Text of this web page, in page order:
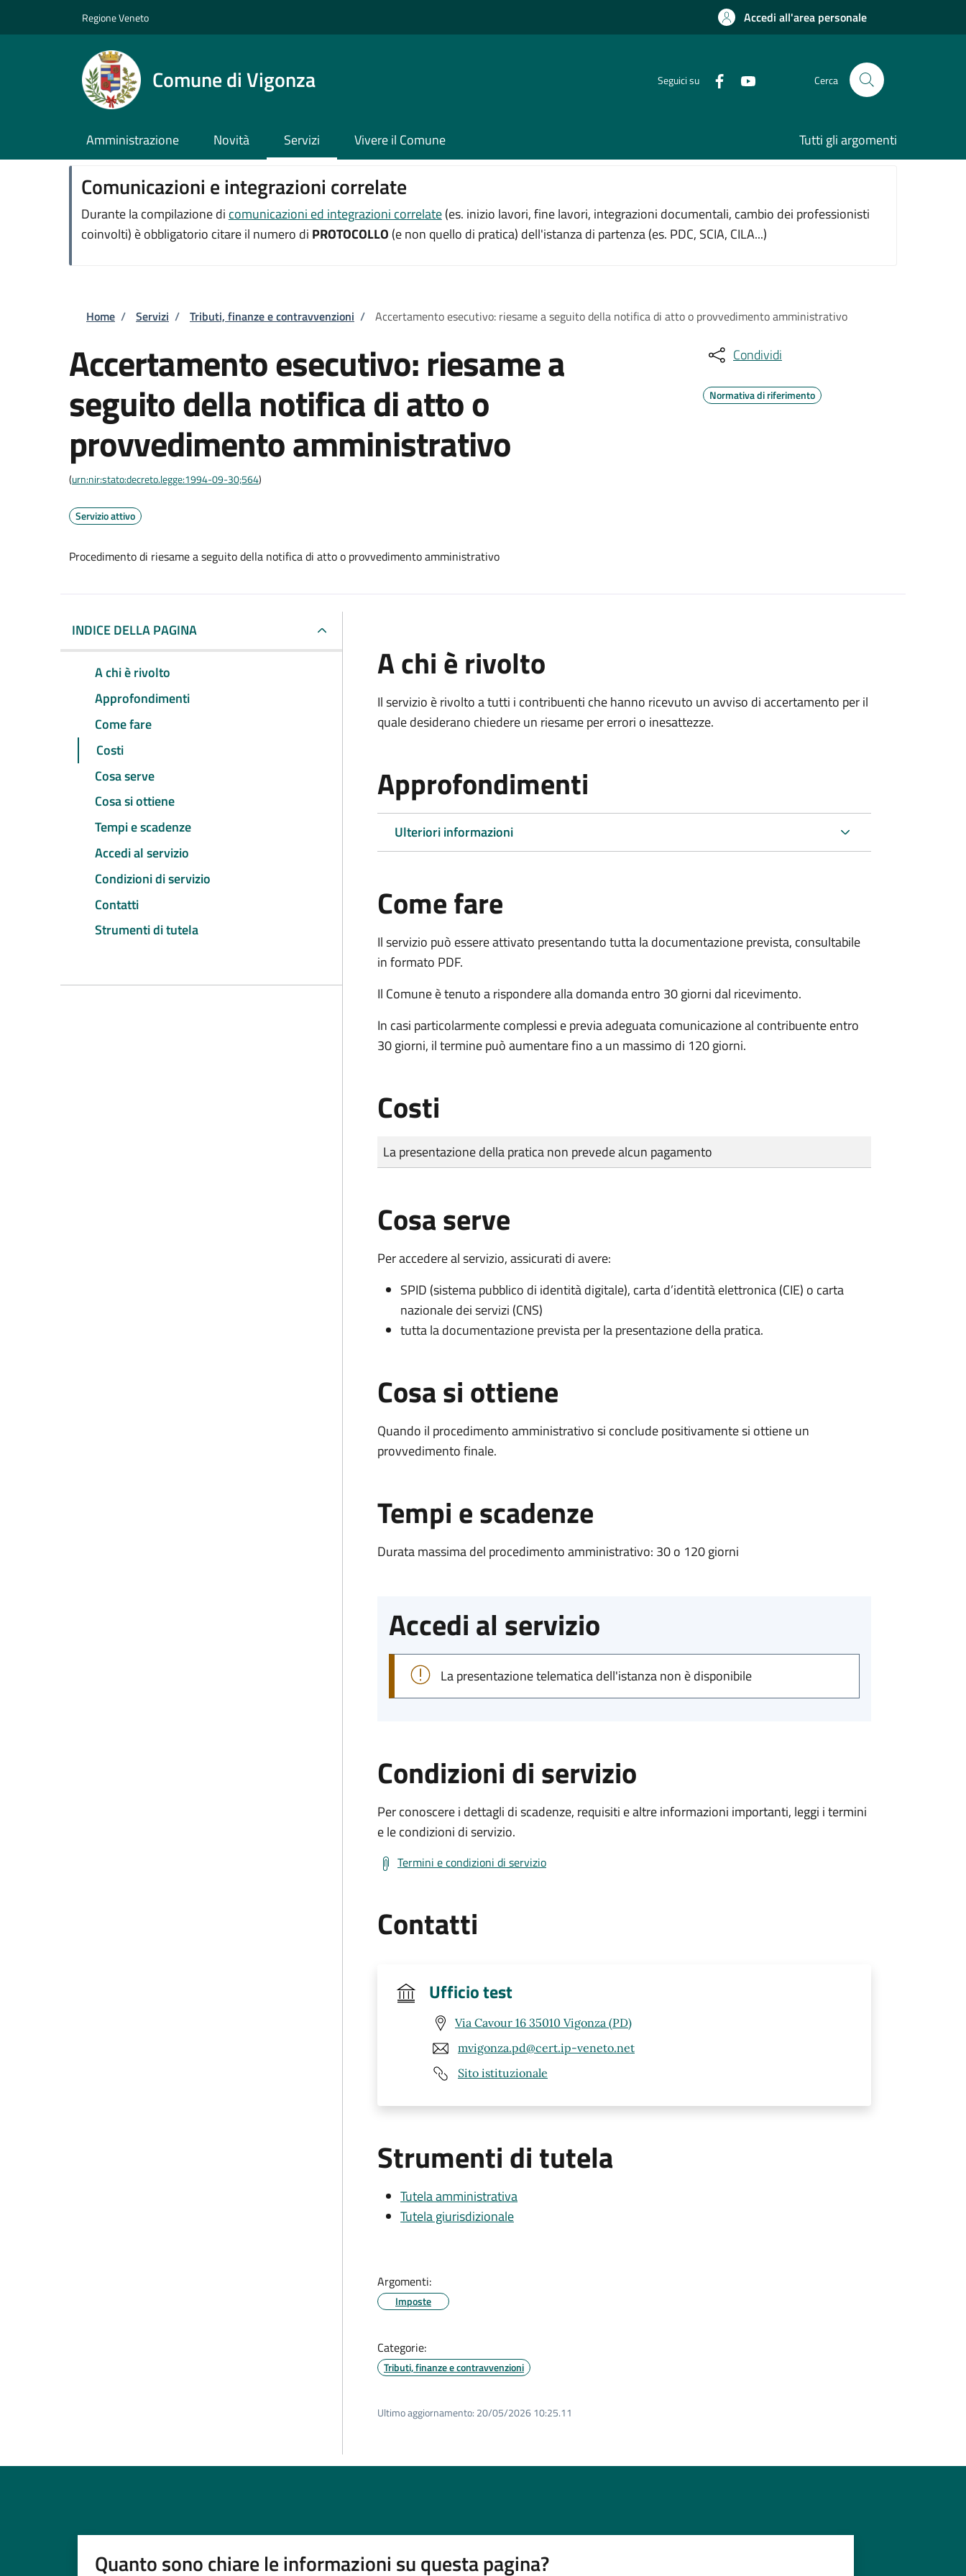
Regione Veneto Accedi all'area personale
Comune di Vigonza Seguici su Cerca
Amministrazione Novità Servizi Vivere il Comune Tutti gli argomenti
Comunicazioni e integrazioni correlate
Durante la compilazione di comunicazioni ed integrazioni correlate(es. inizio lavori, fine lavori, integrazioni documentali, cambio dei professionisti
coinvolti) è obbligatorio citare il numero di PROTOCOLLO (e non quello di pratica) dell'istanza di partenza (es. PDC, SCIA, CILA...)
Briciole di pane
Home / Servizi / Tributi, finanze e contravvenzioni / Accertamento esecutivo: riesame a seguito della notifica di atto o provvedimento amministrativo
Accertamento esecutivo: riesame a
seguito della notifica di atto o
provvedimento amministrativo
(urn:nir:stato:decreto.legge:1994-09-30;564)
Servizio attivo
Procedimento di riesame a seguito della notifica di atto o provvedimento amministrativo
Condividi
Normativa di riferimento
INDICE DELLA PAGINA
A chi è rivolto
Approfondimenti
Come fare
Costi
Cosa serve
Cosa si ottiene
Tempi e scadenze
Accedi al servizio
Condizioni di servizio
Contatti
Strumenti di tutela
A chi è rivolto
Il servizio è rivolto a tutti i contribuenti che hanno ricevuto un avviso di accertamento per il
quale desiderano chiedere un riesame per errori o inesattezze.
Approfondimenti
Ulteriori informazioni
Come fare
Il servizio può essere attivato presentando tutta la documentazione prevista, consultabile
in formato PDF.
Il Comune è tenuto a rispondere alla domanda entro 30 giorni dal ricevimento.
In casi particolarmente complessi e previa adeguata comunicazione al contribuente entro
30 giorni, il termine può aumentare fino a un massimo di 120 giorni.
Costi
Tipo di pagamento
Importo
La presentazione della pratica non prevede alcun pagamento
Cosa serve
Per accedere al servizio, assicurati di avere:
SPID (sistema pubblico di identità digitale), carta d’identità elettronica (CIE) o carta
nazionale dei servizi (CNS)
tutta la documentazione prevista per la presentazione della pratica.
Cosa si ottiene
Quando il procedimento amministrativo si conclude positivamente si ottiene un
provvedimento finale.
Tempi e scadenze
Durata massima del procedimento amministrativo: 30 o 120 giorni
Accedi al servizio
La presentazione telematica dell'istanza non è disponibile
Condizioni di servizio
Per conoscere i dettagli di scadenze, requisiti e altre informazioni importanti, leggi i termini
e le condizioni di servizio.
Termini e condizioni di servizio
Contatti
Ufficio test
Via Cavour 16 35010 Vigonza (PD)
mvigonza.pd@cert.ip-veneto.net
Sito istituzionale
Strumenti di tutela
Tutela amministrativa
Tutela giurisdizionale
Argomenti:
Imposte
Categorie:
Tributi, finanze e contravvenzioni
Ultimo aggiornamento: 20/05/2026 10:25.11
Quanto sono chiare le informazioni su questa pagina?